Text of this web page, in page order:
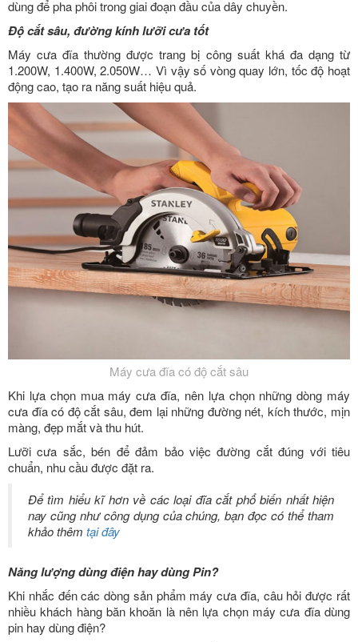
dùng để pha phôi trong giai đoạn đầu của dây chuyền.
Độ cắt sâu, đường kính lưỡi cưa tốt
Máy cưa đĩa thường được trang bị công suất khá đa dạng từ
1.200W, 1.400W, 2.050W… Vì vậy số vòng quay lớn, tốc độ hoạt
động cao, tạo ra năng suất hiệu quả.
Máy cưa đĩa có độ cắt sâu
Khi lựa chọn mua máy cưa đĩa, nên lựa chọn những dòng máy
cưa đĩa có độ cắt sâu, đem lại những đường nét, kích thước, mịn
màng, đẹp mắt và thu hút.
Lưỡi cưa sắc, bén để đảm bảo việc đường cắt đúng với tiêu
chuẩn, nhu cầu được đặt ra.
Để tìm hiểu kĩ hơn về các loại đĩa cắt phổ biến nhất hiện
nay cũng như công dụng của chúng, bạn đọc có thể tham
khảo thêm tại đây
Năng lượng dùng điện hay dùng Pin?
Khi nhắc đến các dòng sản phẩm máy cưa đĩa, câu hỏi được rất
nhiều khách hàng băn khoăn là nên lựa chọn máy cưa đĩa dùng
pin hay dùng điện?